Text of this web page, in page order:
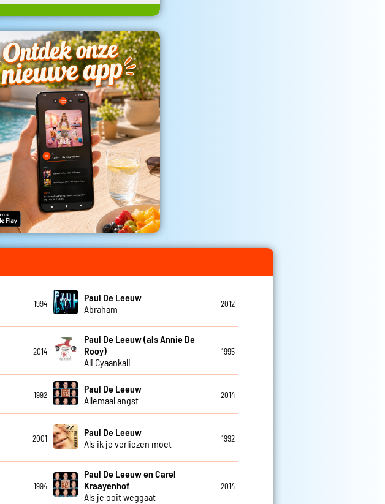
1994
Paul De Leeuw
Abraham
2012
2014
Paul De Leeuw (als Annie De
Rooy)
Ali Cyaankali
1995
1992
Paul De Leeuw
Allemaal angst
2014
2001
Paul De Leeuw
Als ik je verliezen moet
1992
1994
Paul De Leeuw en Carel
Kraayenhof
Als je ooit weggaat
2014